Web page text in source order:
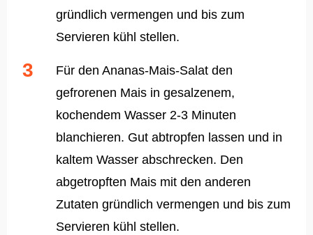
gründlich vermengen und bis zum
Servieren kühl stellen.
Für den Ananas-Mais-Salat den
gefrorenen Mais in gesalzenem,
kochendem Wasser 2-3 Minuten
blanchieren. Gut abtropfen lassen und in
kaltem Wasser abschrecken. Den
abgetropften Mais mit den anderen
Zutaten gründlich vermengen und bis zum
Servieren kühl stellen.